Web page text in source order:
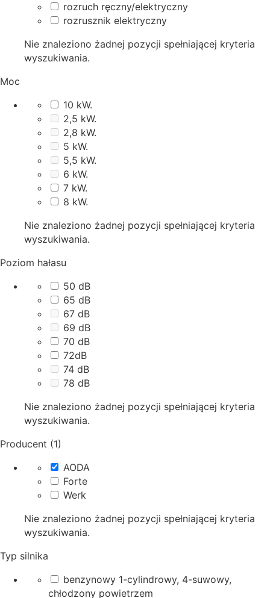
rozruch ręczny/elektryczny
rozrusznik elektryczny
Nie znaleziono żadnej pozycji spełniającej kryteria
wyszukiwania.
Moc
10 kW.
2,5 kW.
2,8 kW.
5 kW.
5,5 kW.
6 kW.
7 kW.
8 kW.
Nie znaleziono żadnej pozycji spełniającej kryteria
wyszukiwania.
Poziom hałasu
50 dB
65 dB
67 dB
69 dB
70 dB
72dB
74 dB
78 dB
Nie znaleziono żadnej pozycji spełniającej kryteria
wyszukiwania.
Producent (1)
AODA
Forte
Werk
Nie znaleziono żadnej pozycji spełniającej kryteria
wyszukiwania.
Typ silnika
benzynowy 1-cylindrowy, 4-suwowy,
chłodzony powietrzem